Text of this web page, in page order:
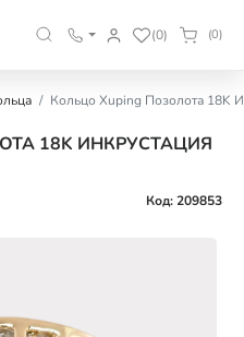
(0) (0)
Кольцо Xuping Позолота 18K
18K ИНКРУСТАЦИЯ
Код: 209853